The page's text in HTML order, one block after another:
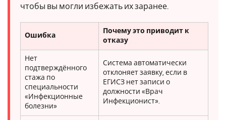
чтобы вы могли избежать их заранее.
Ошибка
Почему это приводит к
отказу
Нет
подтверждённого
стажа по
специальности
«Инфекционные
болезни»
Система автоматически
отклоняет заявку, если в
ЕГИСЗ нет записи о
должности «Врач
Инфекционист».